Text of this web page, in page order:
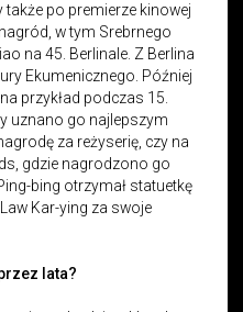
po premierze kinowej
w tym Srebrnego
na 45. Berlinale. Z Berlina
Ekumenicznego. Później
przykład podczas 15.
uznano go najlepszym
za reżyserię, czy na
gdzie nagrodzono go
bing otrzymał statuetkę
Kar-ying za swoje
lata?